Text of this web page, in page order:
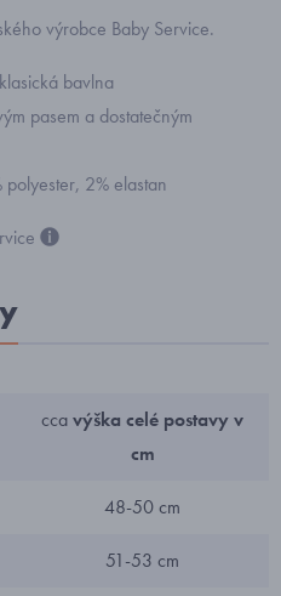
výrobce Baby Service.
bavlna
pasem a dostatečným
2% elastan
ccavýška celé postavy v
cm
48-50 cm
51-53 cm